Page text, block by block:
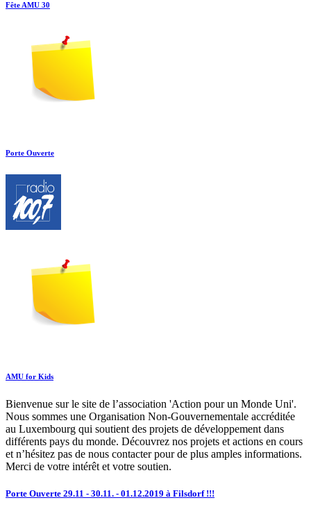
Fête AMU 30
Porte Ouverte
AMU for Kids
Bienvenue sur le site de l’association 'Action pour un Monde Uni'.
Nous sommes une Organisation Non-Gouvernementale accréditée
au Luxembourg qui soutient des projets de développement dans
différents pays du monde. Découvrez nos projets et actions en cours
et n’hésitez pas de nous contacter pour de plus amples informations.
Merci de votre intérêt et votre soutien.
Porte Ouverte 29.11 - 30.11. - 01.12.2019 à Filsdorf !!!